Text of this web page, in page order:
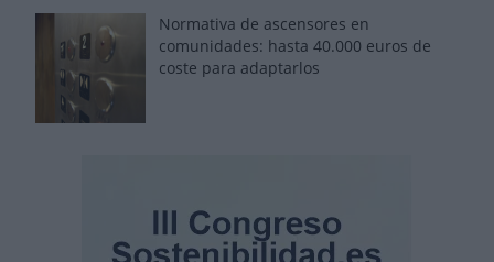
Normativa de ascensores en
comunidades: hasta 40.000 euros de
coste para adaptarlos